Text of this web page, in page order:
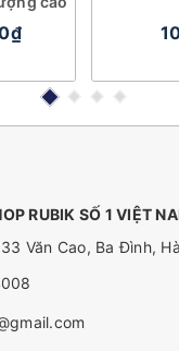
RUBIK SỐ 1 VIỆT
Văn Cao, Ba Đình,